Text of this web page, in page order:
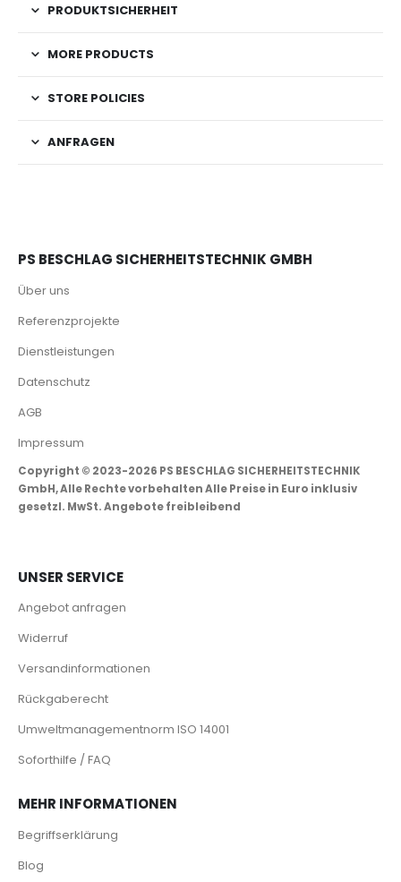
PRODUKTSICHERHEIT
MORE PRODUCTS
STORE POLICIES
ANFRAGEN
PS BESCHLAG SICHERHEITSTECHNIK GMBH
Über uns
Referenzprojekte
Dienstleistungen
Datenschutz
AGB
Impressum
Copyright © 2023-2026 PS BESCHLAG SICHERHEITSTECHNIK
GmbH, Alle Rechte vorbehalten Alle Preise in Euro inklusiv
gesetzl. MwSt. Angebote freibleibend
UNSER SERVICE
Angebot anfragen
Widerruf
Versandinformationen
Rückgaberecht
Umweltmanagementnorm ISO 14001
Soforthilfe / FAQ
MEHR INFORMATIONEN
Begriffserklärung
Blog